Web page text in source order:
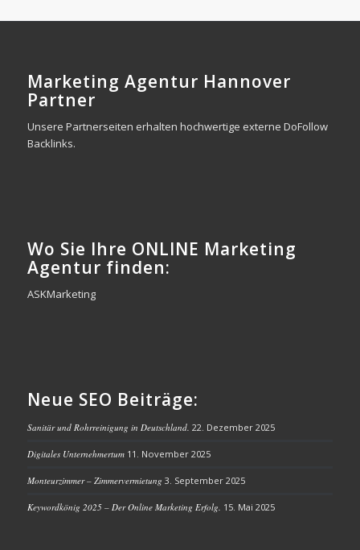
Marketing Agentur Hannover
Partner
Unsere Partnerseiten erhalten hochwertige externe DoFollow
Backlinks.
Wo Sie Ihre ONLINE Marketing
Agentur finden:
ASKMarketing
Neue SEO Beiträge:
Sanitär und Rohrreinigung in Deutschland. 22. Dezember 2025
Digitales Unternehmertum 11. November 2025
Monteurzimmer – Zimmervermietung 3. September 2025
Keywordkönig 2025 – Der Online Marketing Erfolg. 15. Mai 2025